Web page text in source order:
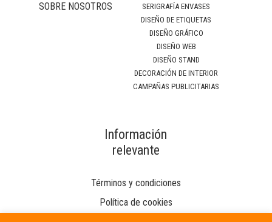
SOBRE NOSOTROS
SERIGRAFÍA ENVASES
DISEÑO DE ETIQUETAS
DISEÑO GRÁFICO
DISEÑO WEB
DISEÑO STAND
DECORACIÓN DE INTERIOR
CAMPAÑAS PUBLICITARIAS
Información
relevante
Términos y condiciones
Política de cookies